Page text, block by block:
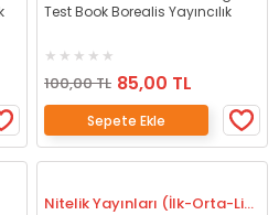
Test Book Borealis Yayıncılık
100,00 TL 85,00 TL
Sepete Ekle
Nitelik Yayınları (İlk-Orta-Lise)